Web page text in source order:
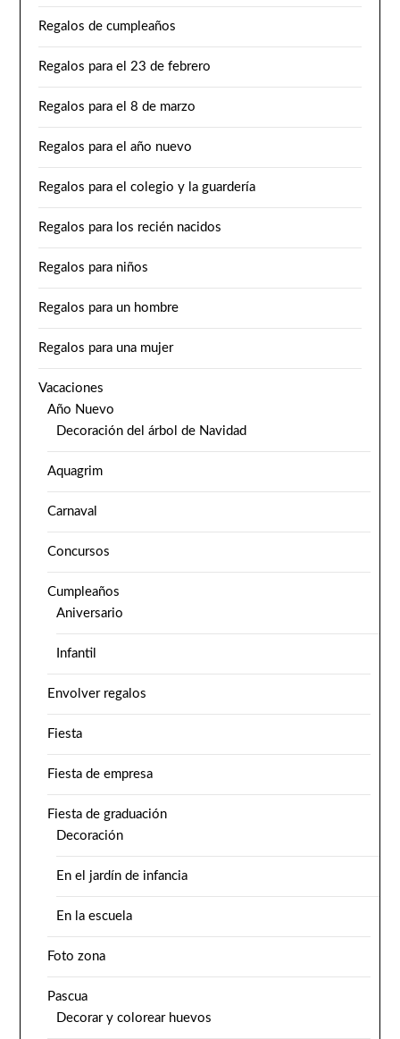
Regalos de cumpleaños
Regalos para el 23 de febrero
Regalos para el 8 de marzo
Regalos para el año nuevo
Regalos para el colegio y la guardería
Regalos para los recién nacidos
Regalos para niños
Regalos para un hombre
Regalos para una mujer
Vacaciones
Año Nuevo
Decoración del árbol de Navidad
Aquagrim
Carnaval
Concursos
Cumpleaños
Aniversario
Infantil
Envolver regalos
Fiesta
Fiesta de empresa
Fiesta de graduación
Decoración
En el jardín de infancia
En la escuela
Foto zona
Pascua
Decorar y colorear huevos